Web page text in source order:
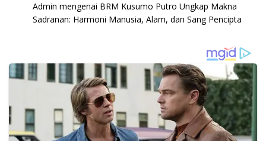
Admin mengenai BRM Kusumo Putro Ungkap Makna
Sadranan: Harmoni Manusia, Alam, dan Sang Pencipta